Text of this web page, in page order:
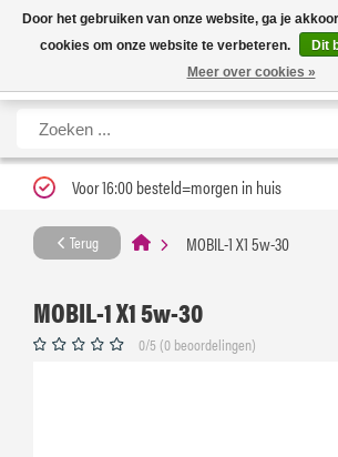
Nieuwe levertijd: 1 tot 3 werkdagen | Nu 25% korting
Carfume met kortingscode
Voor 16:00 besteld=morgen in huis
Terug MOBIL-1 X1 5w-30
MOBIL-1 X1 5w-30
0/5 (0 beoordelingen)
Door het gebruiken van onze website, ga je
cookies om onze website te verbeteren.
Dit
Meer over cookies »